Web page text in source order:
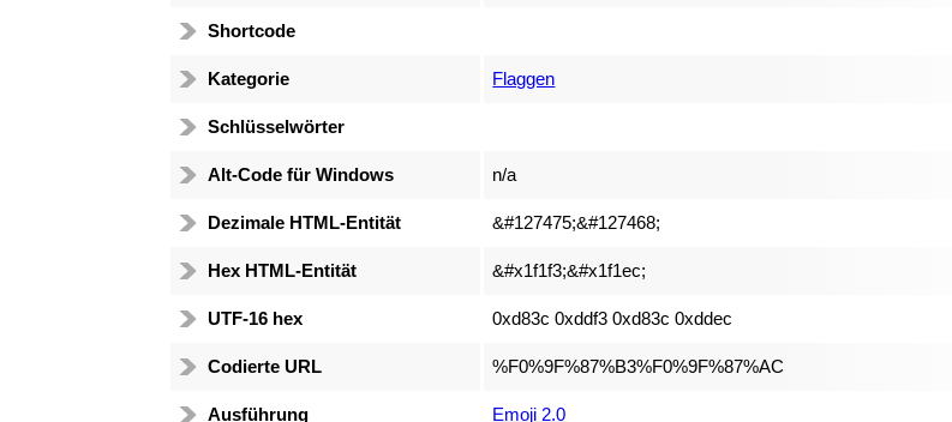
Shortcode
Kategorie Flaggen
Schlüsselwörter
Alt-Code für Windows n/a
Dezimale HTML-Entität &#127475;&#127468;
Hex HTML-Entität &#x1f1f3;&#x1f1ec;
UTF-16 hex 0xd83c 0xddf3 0xd83c 0xddec
Codierte URL %F0%9F%87%B3%F0%9F%87%AC
Ausführung Emoji 2.0